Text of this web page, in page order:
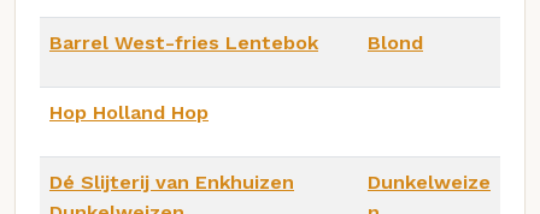
Barrel West-fries Lentebok Blond
Hop Holland Hop
Dé Slijterij van Enkhuizen
Dunkelweize